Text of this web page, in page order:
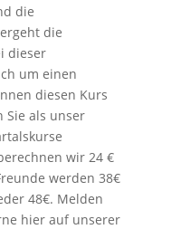
die
die
dieser
um einen
diesen Kurs
Sie als unser
wir 24 €
werden 38€
48€. Melden
hier auf unserer